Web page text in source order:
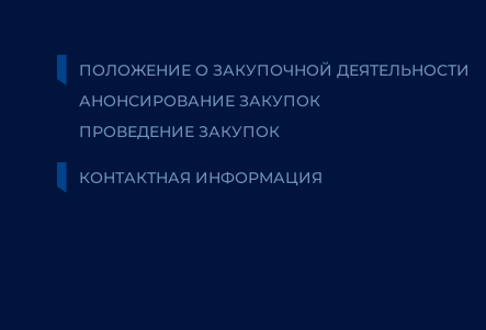
ПОЛОЖЕНИЕ О ЗАКУПОЧНОЙ ДЕЯТЕЛЬНОСТИ
АНОНСИРОВАНИЕ ЗАКУПОК
ПРОВЕДЕНИЕ ЗАКУПОК
КОНТАКТНАЯ ИНФОРМАЦИЯ